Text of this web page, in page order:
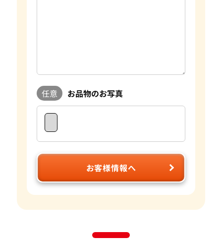
タッフやダイヤモンドテスターなどの専門の査定具を完備し
ているため、全国の店舗ですぐに正確な査定が可能です。 気
になるお品物がございましたら是非おたからやをご利用くだ
任意 お品物のお写真
お客様情報へ